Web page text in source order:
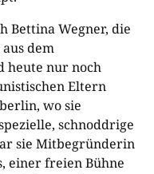
Bettina Wegner, die
dem
heute nur noch
Eltern
wo sie
schnoddrige
sie Mitbegründerin
einer freien Bühne